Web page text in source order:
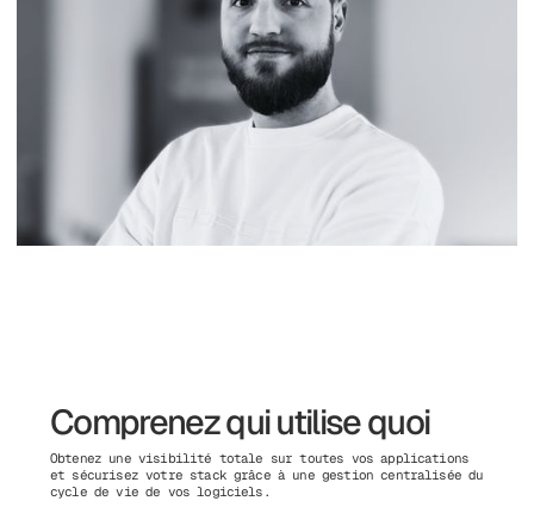
Comprenez qui utilise quoi
Obtenez une visibilité totale sur toutes vos applications
et sécurisez votre stack grâce à une gestion centralisée du
cycle de vie de vos logiciels.